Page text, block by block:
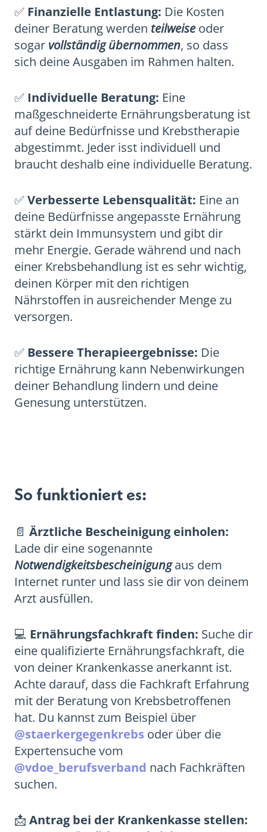
✅ Finanzielle Entlastung: Die Kosten
deiner Beratung werden teilweise oder
sogar vollständig übernommen, so dass
sich deine Ausgaben im Rahmen halten.
✅ Individuelle Beratung: Eine
maßgeschneiderte Ernährungsberatung ist
auf deine Bedürfnisse und Krebstherapie
abgestimmt. Jeder isst individuell und
braucht deshalb eine individuelle Beratung.
✅Verbesserte Lebensqualität: Eine an
deine Bedürfnisse angepasste Ernährung
stärkt dein Immunsystem und gibt dir
mehr Energie. Gerade während und nach
einer Krebsbehandlung ist es sehr wichtig,
deinen Körper mit den richtigen
Nährstoffen in ausreichender Menge zu
versorgen.
✅ Bessere Therapieergebnisse: Die
richtige Ernährung kann Nebenwirkungen
deiner Behandlung lindern und deine
Genesung unterstützen.
So funktioniert es:
📄 Ärztliche Bescheinigung einholen:
Lade dir eine sogenannte
Notwendigkeitsbescheinigungaus dem
Internet runter und lass sie dir von deinem
Arzt ausfüllen.
💻 Ernährungsfachkraft finden: Suche dir
eine qualifizierte Ernährungsfachkraft, die
von deiner Krankenkasse anerkannt ist.
Achte darauf, dass die Fachkraft Erfahrung
mit der Beratung von Krebsbetroffenen
hat. Du kannst zum Beispiel über
@staerkergegenkrebs oder über die
Expertensuche vom
@vdoe_berufsverband nach Fachkräften
suchen.
📩 Antrag bei der Krankenkasse stellen: